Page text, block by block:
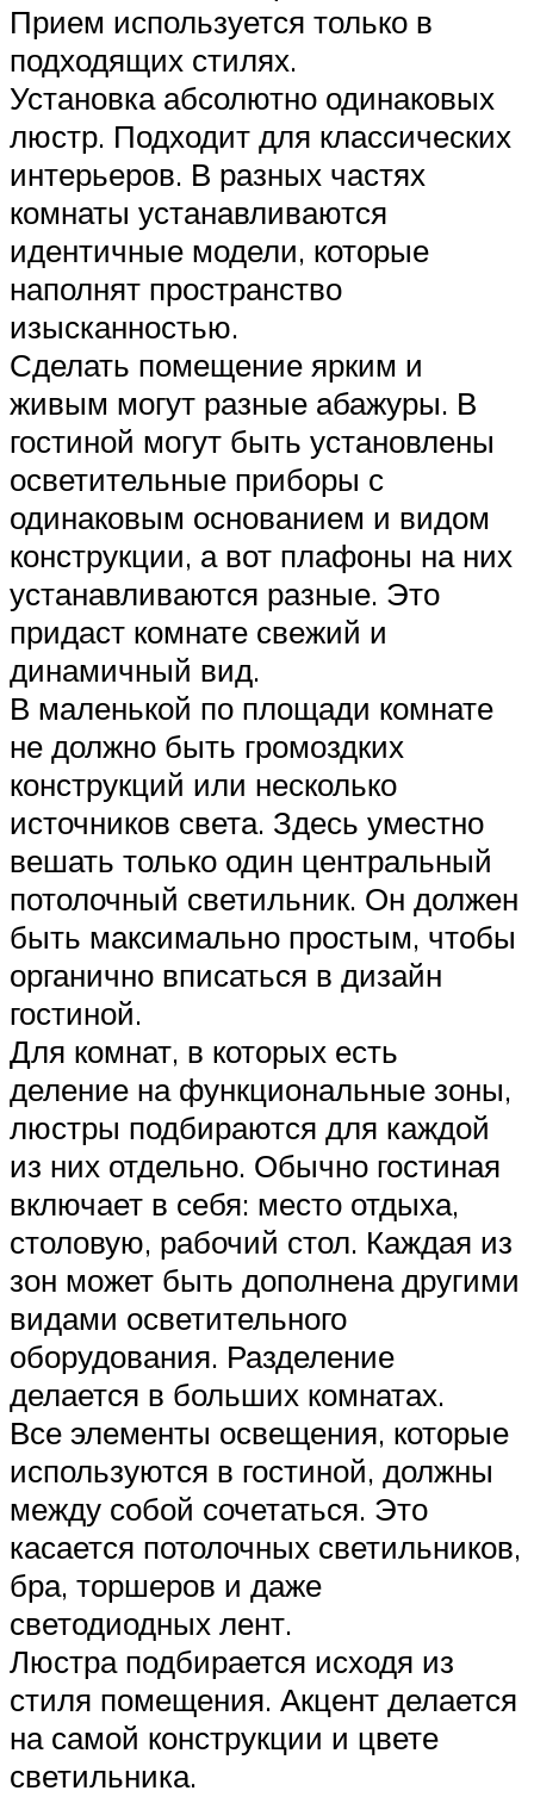
Прием используется только в
подходящих стилях.
Установка абсолютно одинаковых
люстр. Подходит для классических
интерьеров. В разных частях
комнаты устанавливаются
идентичные модели, которые
наполнят пространство
изысканностью.
Сделать помещение ярким и
живым могут разные абажуры. В
гостиной могут быть установлены
осветительные приборы с
одинаковым основанием и видом
конструкции, а вот плафоны на них
устанавливаются разные. Это
придаст комнате свежий и
динамичный вид.
В маленькой по площади комнате
не должно быть громоздких
конструкций или несколько
источников света. Здесь уместно
вешать только один центральный
потолочный светильник. Он должен
быть максимально простым, чтобы
органично вписаться в дизайн
гостиной.
Для комнат, в которых есть
деление на функциональные зоны,
люстры подбираются для каждой
из них отдельно. Обычно гостиная
включает в себя: место отдыха,
столовую, рабочий стол. Каждая из
зон может быть дополнена другими
видами осветительного
оборудования. Разделение
делается в больших комнатах.
Все элементы освещения, которые
используются в гостиной, должны
между собой сочетаться. Это
касается потолочных светильников,
бра, торшеров и даже
светодиодных лент.
Люстра подбирается исходя из
стиля помещения. Акцент делается
на самой конструкции и цвете
светильника.